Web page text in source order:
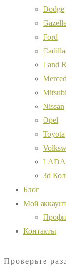
Dodge
Gazelle
Ford
Land
Nissan
Opel
Toyota
3d
Блог
Мой аккаунт
Контакты
Проверьте